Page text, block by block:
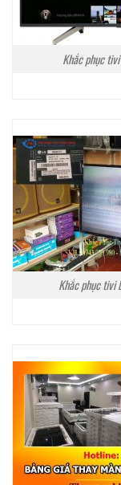
Khắc phục
Khắc phục tivi